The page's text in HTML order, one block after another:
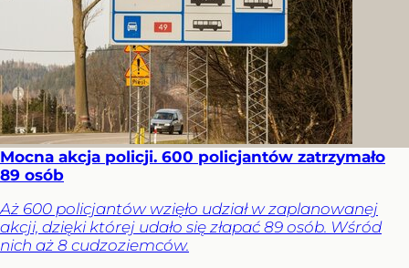
Mocna akcja policji. 600 policjantów zatrzymało
89 osób
Aż 600 policjantów wzięło udział w zaplanowanej
akcji, dzięki której udało się złapać 89 osób. Wśród
nich aż 8 cudzoziemców.